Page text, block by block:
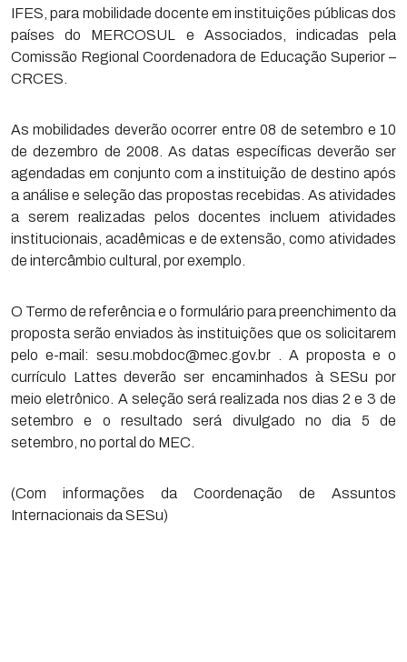
IFES, para mobilidade docente em instituições públicas dos
países do MERCOSUL e Associados, indicadas pela
Comissão Regional Coordenadora de Educação Superior –
CRCES.
As mobilidades deverão ocorrer entre 08 de setembro e 10
de dezembro de 2008. As datas específicas deverão ser
agendadas em conjunto com a instituição de destino após
a análise e seleção das propostas recebidas. As atividades
a serem realizadas pelos docentes incluem atividades
institucionais, acadêmicas e de extensão, como atividades
de intercâmbio cultural, por exemplo.
O Termo de referência e o formulário para preenchimento da
proposta serão enviados às instituições que os solicitarem
pelo e-mail: sesu.mobdoc@mec.gov.br . A proposta e o
currículo Lattes deverão ser encaminhados à SESu por
meio eletrônico. A seleção será realizada nos dias 2 e 3 de
setembro e o resultado será divulgado no dia 5 de
setembro, no portal do MEC.
(Com informações da Coordenação de Assuntos
Internacionais da SESu)